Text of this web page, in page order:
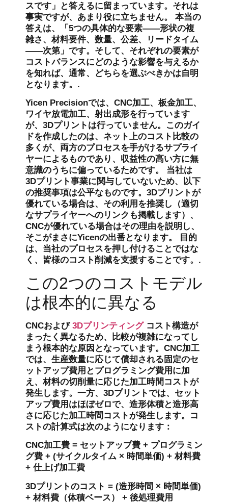
スです」と答えるに留まっています。それは
事実ですが、あまり役に立ちません。 本当の
答えは、「5つの具体的な要素——形状の複
雑さ、材料要件、数量、公差、リードタイム
——次第」です。そして、それぞれの要素が
コストバランスにどのような影響を与えるか
を知れば、通常、どちらを選ぶべきかは自明
となります。.
Yicen Precisionでは、CNC加工、板金加工、
ワイヤ放電加工、射出成形を行っています
が、3Dプリントは行っていません。このガイ
ドを作成したのは、ネット上のコスト比較の
多くが、両方のプロセスを手がけるサプライ
ヤーによるものであり、収益性の高い方に無
意識のうちに偏っているためです。 当社は
3Dプリント事業に関与していないため、以下
の推奨事項は公平なものです。3Dプリントが
優れている場合は、その利用を推奨し（適切
なサプライヤーへのリンクも掲載します）、
CNCが優れている場合はその理由を説明し、
そこがまさにYicenの出番となります。 目的
は、当社のプロセスを押し付けることではな
く、皆様のコスト削減を支援することです。.
この2つのコストモデル
は根本的に異なる
CNCおよび 3Dプリンティングコスト構造が
まったく異なるため、比較が複雑になってし
まう根本的な原因となっています。CNC加工
では、生産数量に応じて償却される固定のセ
ットアップ費用とプログラミング費用に加
え、材料の切削量に応じた加工時間コストが
発生します。一方、3Dプリントでは、セット
アップ費用はほぼゼロで、造形体積と造形高
さに応じた加工時間コストが発生します。コ
ストの計算式は次のようになります：
CNC加工費 = セットアップ費 + プログラミン
グ費 + (サイクルタイム × 時間単価) + 材料費
+ 仕上げ加工費
3Dプリントのコスト = (造形時間 × 時間単価)
+ 材料費（体積ベース） + 後処理費用